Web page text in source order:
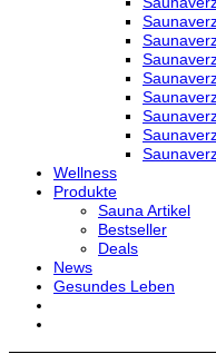
Wellness
Produkte
Sauna Artikel
Bestseller
Deals
News
Gesundes Leben